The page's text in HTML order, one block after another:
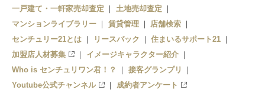
一戸建て・一軒家売却査定
土地売却査定
マンションライブラリー
賃貸管理
店舗検索
センチュリー21とは
リースバック
住まいるサポート21
加盟店人材募集
イメージキャラクター紹介
Who is センチュリワン君！？
接客グランプリ
Youtube公式チャンネル
成約者アンケート